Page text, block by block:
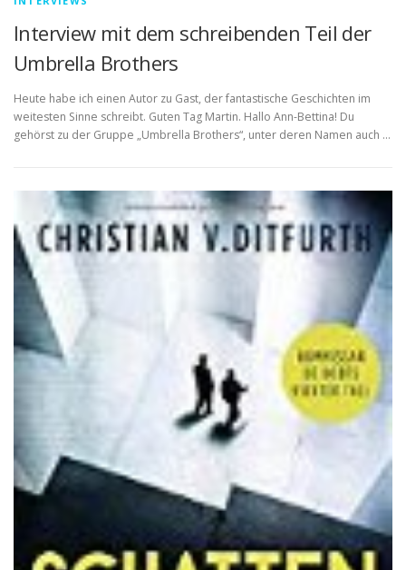
Interview mit dem schreibenden Teil der
Umbrella Brothers
Heute habe ich einen Autor zu Gast, der fantastische Geschichten im
weitesten Sinne schreibt. Guten Tag Martin. Hallo Ann-Bettina! Du
gehörst zu der Gruppe „Umbrella Brothers“, unter deren Namen auch …